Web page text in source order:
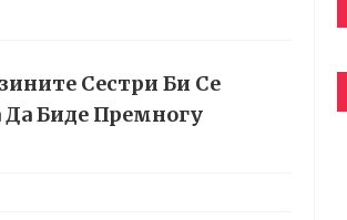
Сестри Би Се
Биде Премногу